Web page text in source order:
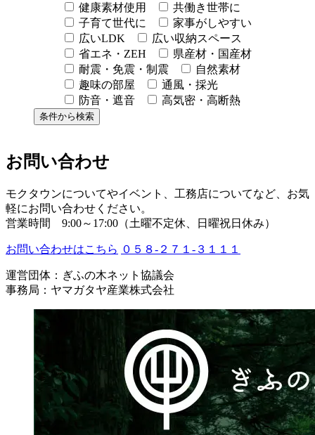
健康素材使用
共働き世帯に
子育て世代に
家事がしやすい
広いLDK
広い収納スペース
省エネ・ZEH
県産材・国産材
耐震・免震・制震
自然素材
趣味の部屋
通風・採光
防音・遮音
高気密・高断熱
お問い合わせ
モクタウンについてやイベント、工務店についてなど、お気
軽にお問い合わせください。
営業時間 9:00～17:00（土曜不定休、日曜祝日休み）
お問い合わせはこちら ０５８-２７１-３１１１
運営団体：ぎふの木ネット協議会
事務局：ヤマガタヤ産業株式会社